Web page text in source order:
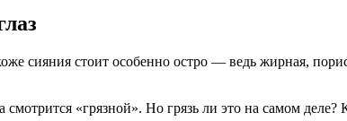
сияния стоит особенно остро — ведь жирная,
«грязной». Но грязь ли это на самом деле?